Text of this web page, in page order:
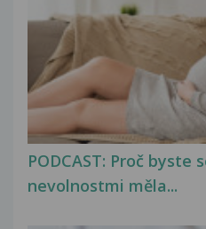
PODCAST: Proč byste
nevolnostmi měla...